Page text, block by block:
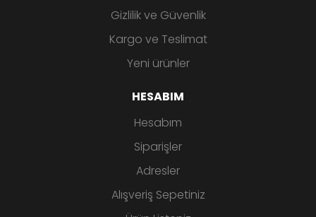
Gizlilik ve Güvenlik
Kargo ve Teslimat
Yeni ürünler
HESABIM
Hesabım
Siparişler
Adresler
Alışveriş Sepetiniz